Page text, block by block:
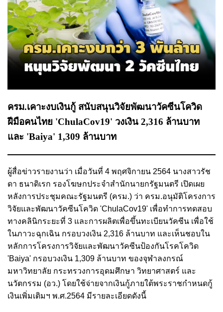
ครม.เคาะงบเงินกู้ สนับสนุนวิจัยพัฒนาวัคซีนโควิด
ฝีมือคนไทย 'ChulaCov19' วงเงิน 2,316 ล้านบาท
และ 'Baiya' 1,309 ล้านบาท
ผู้สื่อข่าวรายงานว่า เมื่อวันที่ 4 พฤศจิกายน 2564 นางสาวรัช
ดา ธนาดิเรก รองโฆษกประจำสำนักนายกรัฐมนตรี เปิดเผย
หลังการประชุมคณะรัฐมนตรี (ครม.) ว่า ครม.อนุมัติโครงการ
วิจัยและพัฒนาวัคซีนโควิด 'ChulaCov19' เพื่อทำการทดสอบ
ทางคลินิกระยะที่ 3 และการผลิตเพื่อขึ้นทะเบียนวัคซีน เพื่อใช้
ในภาวะฉุกเฉิน กรอบวงเงิน 2,316 ล้านบาท และเห็นชอบใน
หลักการโครงการวิจัยและพัฒนาวัคซีนป้องกันโรคโควิด
'Baiya' กรอบวงเงิน 1,309 ล้านบาท ของจุฬาลงกรณ์
มหาวิทยาลัย กระทรวงการอุดมศึกษา วิทยาศาสตร์ และ
นวัตกรรม (อว.) โดยใช้จ่ายจากเงินกู้ภายใต้พระราชกำหนดกู้
เงินเพิ่มเติมฯ พ.ศ.2564 มีรายละเอียดดังนี้